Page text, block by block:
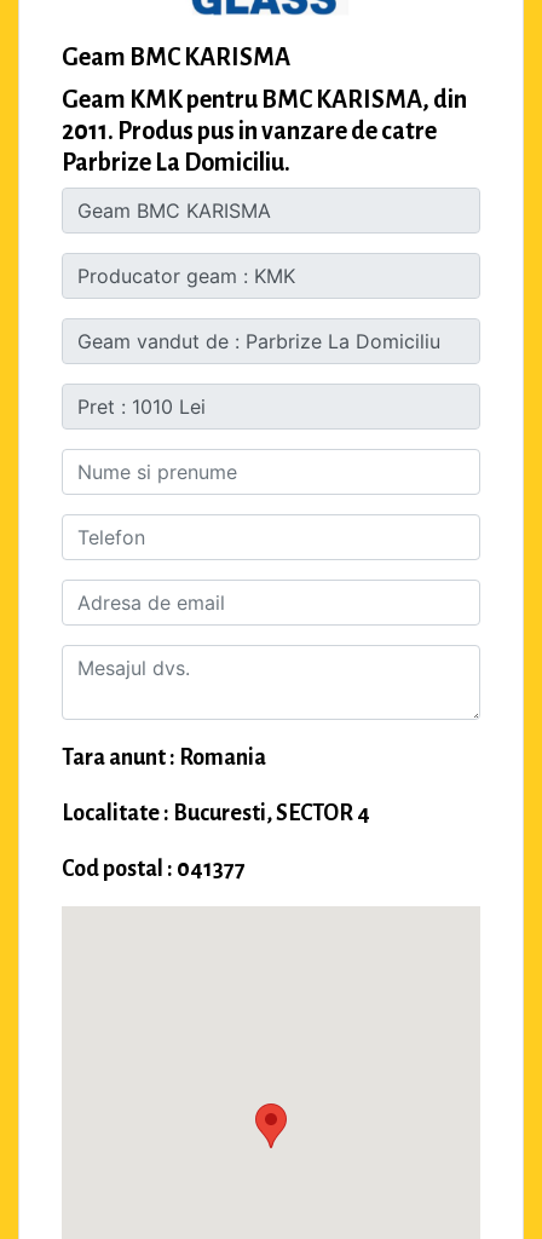
Geam BMC KARISMA
Geam KMK pentru BMC KARISMA, din
2011. Produs pus in vanzare de catre
Parbrize La Domiciliu.
Tara anunt : Romania
Localitate : Bucuresti, SECTOR 4
Cod postal : 041377